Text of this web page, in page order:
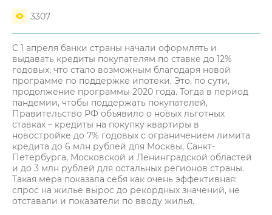
3307
С 1 апреля банки страны начали оформлять и
выдавать кредиты покупателям по ставке до 12%
годовых, что стало возможным благодаря новой
программе по поддержке ипотеки. Это, по сути,
продолжение программы 2020 года. Тогда в период
пандемии, чтобы поддержать покупателей,
Правительство РФ объявило о новых льготных
ставках – кредиты на покупку квартиры в
новостройке до 7% годовых с ограничением лимита
кредита до 6 млн рублей для Москвы, Санкт-
Петербурга, Московской и Ленинградской областей
и до 3 млн рублей для остальных регионов страны.
Такая мера показала себя как очень эффективная:
спрос на жилье вырос до рекордных значений, не
отставали и показатели по вводу жилья.